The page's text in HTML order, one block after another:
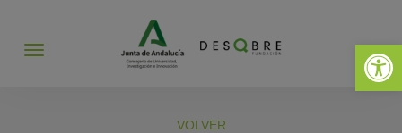
Abrir
Abrir
VOLVER